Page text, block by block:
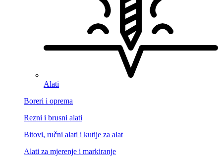
Alati
Boreri i oprema
Rezni i brusni alati
Bitovi, ručni alati i kutije za alat
Alati za mjerenje i markiranje